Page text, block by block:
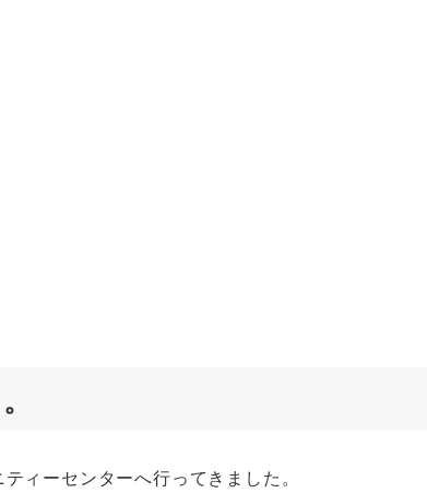
ィーセンターへ行ってきました。